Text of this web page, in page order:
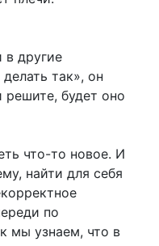
в другие
так», он
решите, будет оно
что-то новое. И
найти для себя
по
мы узнаем, что в